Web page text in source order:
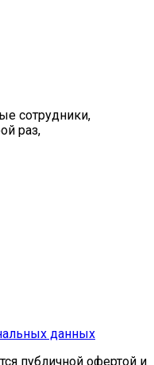
сотрудники,
раз,
данных
публичной офертой и